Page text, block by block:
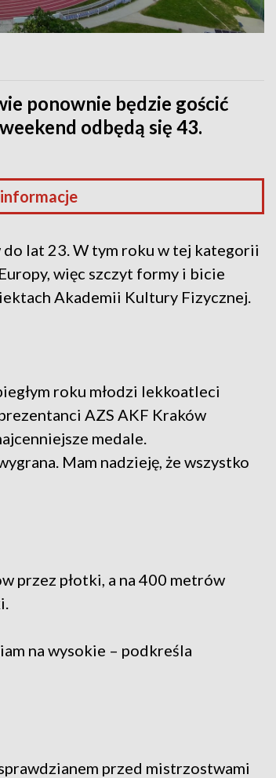
ponownie będzie gościć
odbędą się 43.
lat 23. W tym roku w tej kategorii
więc szczyt formy i bicie
Akademii Kultury Fizycznej.
roku młodzi lekkoatleci
AZS AKF Kraków
medale.
Mam nadzieję, że wszystko
przez płotki, a na 400 metrów
na wysokie – podkreśla
przed mistrzostwami